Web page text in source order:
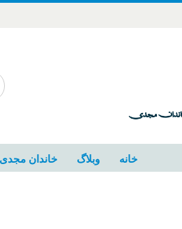
خانه وبلاگ خاندان مجدی